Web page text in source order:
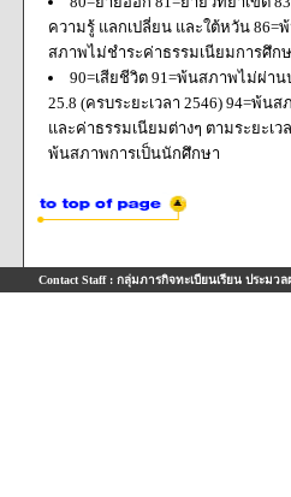
ความรู้ แลกเปลี่ยน และใต้หวัน
สภาพไม่ชำระค่าธรรมเนียมการศึก
90=เสียชีวิต 91=พ้นสภาพไม่ผ่า
25.8 (ครบระยะเวลา 2546) 94=พ้
และค่าธรรมเนียมต่างๆ ตามระยะเ
พ้นสภาพการเป็นนักศึกษา
Contact Staff : กลุ่มภารกิจทะเบียนเรียน ประมวล